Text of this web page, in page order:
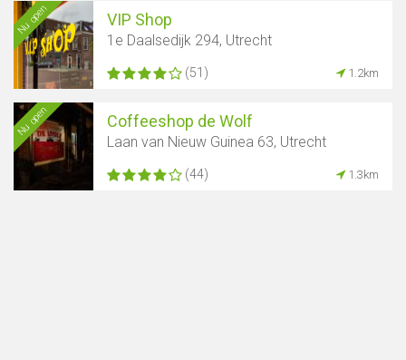
Nu open VIP Shop
1e Daalsedijk 294, Utrecht
(51) 1.2km
Nu open Coffeeshop de Wolf
Laan van Nieuw Guinea 63, Utrecht
(44) 1.3km